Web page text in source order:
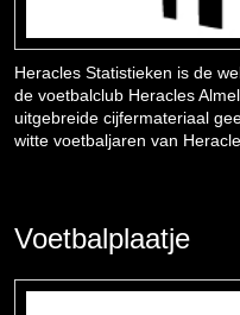
Heracles Statistieken is de
de voetbalclub Heracles
uitgebreide cijfermateriaal
witte voetbaljaren van
Voetbalplaatje